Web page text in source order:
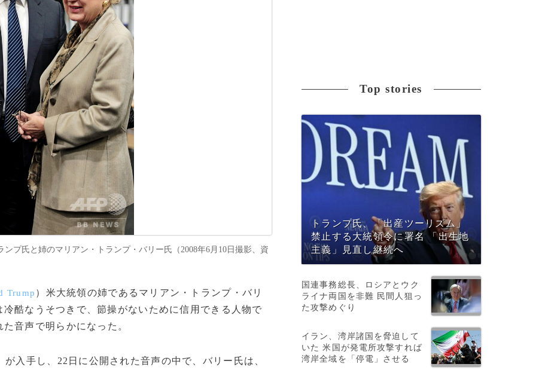
プ氏と姉のマリアン・トランプ・バリー氏（2008年6月10日撮影、資
Trump ）米大統領の姉であるマリアン・トランプ・バリ
酷なうそつきで、節操がないために信用できる人物で
音声で明らかになった。
が入手し、22日に公開された音声の中で、バリー氏は、
Top stories
トランプ氏、「出産ツーリズム」
禁止する大統領令に署名 「出生地
主義」見直し継続へ
国連事務総長、ロシアとウク
ライナ両国を非難 民間人狙っ
た攻撃めぐり
イラン、湾岸諸国を脅迫して
いた 米国が発電所攻撃すれば
湾岸全域を「停電」させる